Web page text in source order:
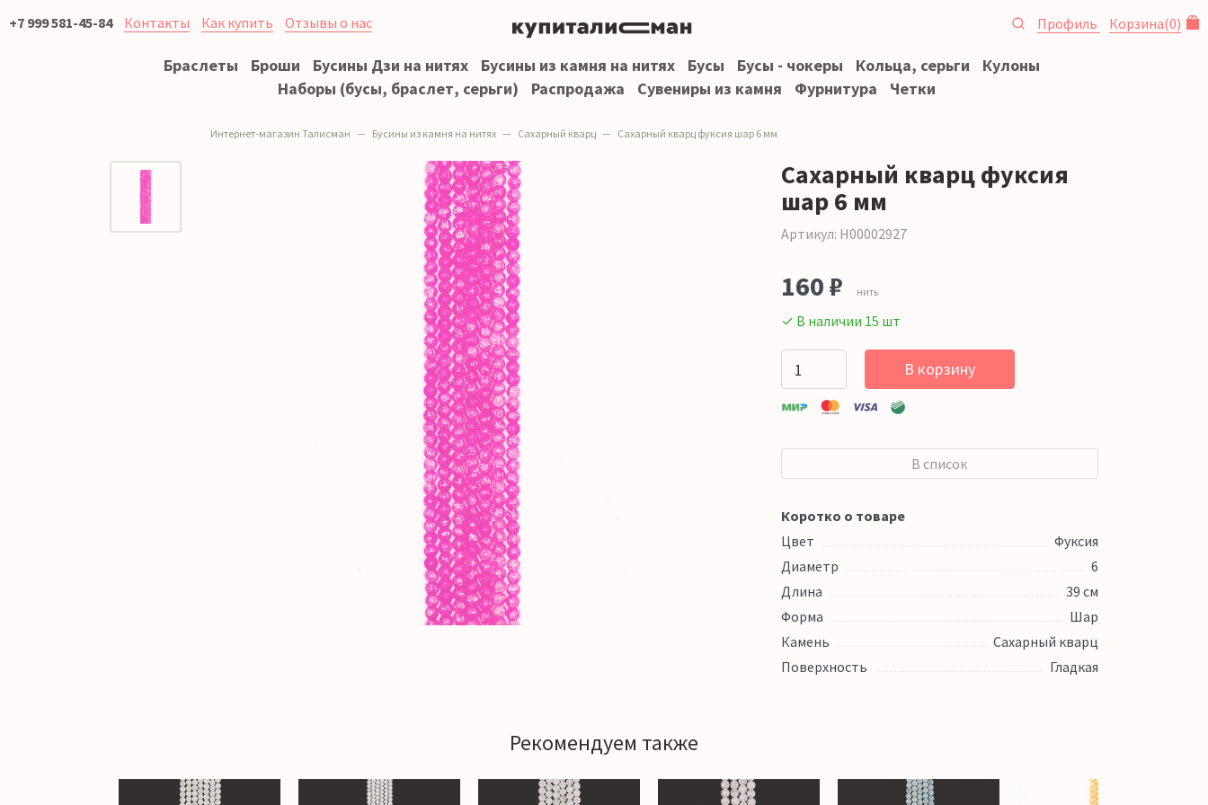
+7 999 581-45-84 Контакты Как купить Отзывы о нас Профиль Корзина(0)
Браслеты Броши Бусины Дзи на нитях Бусины из камня на нитях Бусы Бусы - чокеры Кольца, серьги
Кулоны
Наборы (бусы, браслет, серьги)
Распродажа Сувениры из камня Фурнитура Четки
Интернет-магазин Талисман Бусины из камня на нитях Сахарный кварц Сахарный кварц фуксия шар 6 мм
Сахарный кварц фуксия
шар 6 мм
Артикул: Н00002927
160 ₽ нить
✓ В наличии 15 шт
В корзину
В список
Коротко о товаре
Цвет
Фуксия
Диаметр
6
Длина
39 см
Форма
Шар
Камень
Сахарный кварц
Поверхность
Гладкая
Рекомендуем также